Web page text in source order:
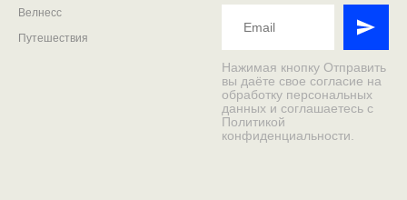
Велнесс
Путешествия
Нажимая кнопку Отправить
вы даёте свое согласие на
обработку персональных
данных и соглашаетесь с
Политикой
конфиденциальности.